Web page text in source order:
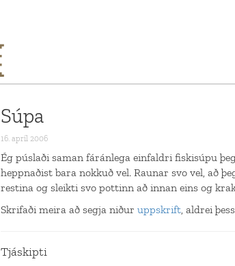
Súpa
16. apríl 2006
Ég púslaði saman fáránlega einfaldri fiskisúpu
heppnaðist bara nokkuð vel. Raunar svo vel, að
restina og sleikti svo pottinn að innan eins og
Skrifaði meira að segja niður uppskrift, aldrei
Tjáskipti